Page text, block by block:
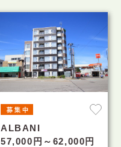
ALBANI
57,000円～62,000円